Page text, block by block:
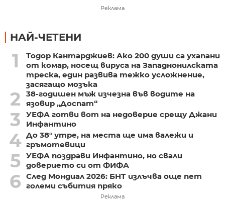
Реклама
НАЙ-ЧЕТЕНИ
1
Тодор Кантарджиев: Ако 200 души са ухапани
от комар, носещ вируса на Западнонилската
треска, един развива тежко усложнение,
засягащо мозъка
2
38-годишен мъж изчезна във водите на
язовир „Доспат“
3
УЕФА готви вот на недоверие срещу Джани
Инфантино
4 До 38° утре, на места ще има валежи и
гръмотевици
5 УЕФА поздрави Инфантино, но свали
доверието си от ФИФА
6 След Мондиал 2026: БНТ излъчва още пет
големи събития пряко
Реклама